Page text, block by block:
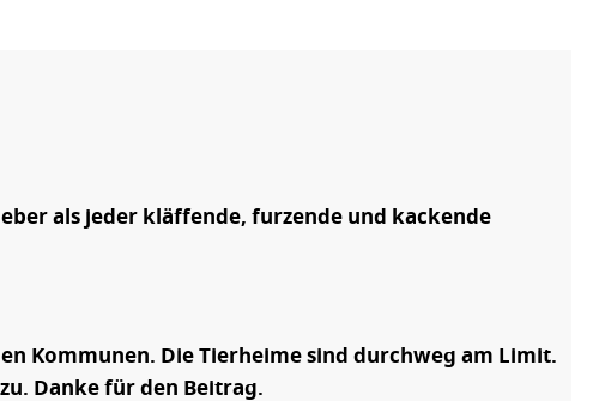
als jeder kläffende, furzende und kackende
Kommunen. Die Tierheime sind durchweg am Limit.
Danke für den Beitrag.